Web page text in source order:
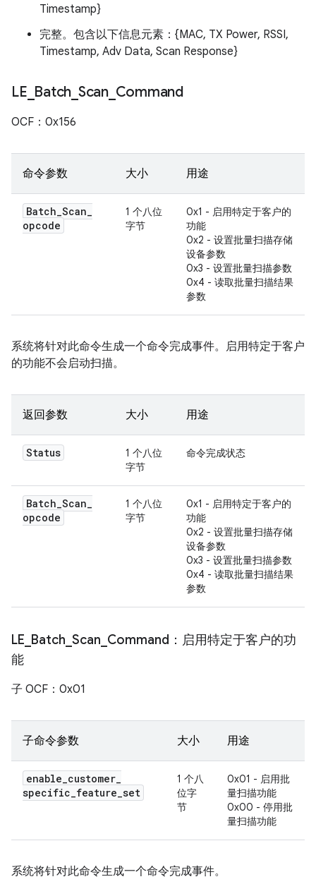
Timestamp}
完整。包含以下信息元素：{MAC, TX Power, RSSI,
Timestamp, Adv Data, Scan Response}
LE Batch Scan_ Command
OCF：0x156
命令参数 大小 用途
Batch_Scan_
opcode
1 个八位
字节
0x1 - 启用特定于客户的
功能
0x2 - 设置批量扫描存储
设备参数
0x3 - 设置批量扫描参数
0x4 - 读取批量扫描结果
参数
系统将针对此命令生成一个命令完成事件。启用特定于客户
的功能不会启动扫描。
返回参数 大小 用途
Status
1 个八位
字节
命令完成状态
Batch_Scan_
opcode
1 个八位
字节
0x1 - 启用特定于客户的
功能
0x2 - 设置批量扫描存储
设备参数
0x3 - 设置批量扫描参数
0x4 - 读取批量扫描结果
参数
LE Batch Scan Command：启用特定于客户的功
能
子 OCF：0x01
子命令参数 大小 用途
enable_customer_
specific_feature_set
1 个八
位字
节
0x01 - 启用批
量扫描功能
0x00 - 停用批
量扫描功能
系统将针对此命令生成一个命令完成事件。